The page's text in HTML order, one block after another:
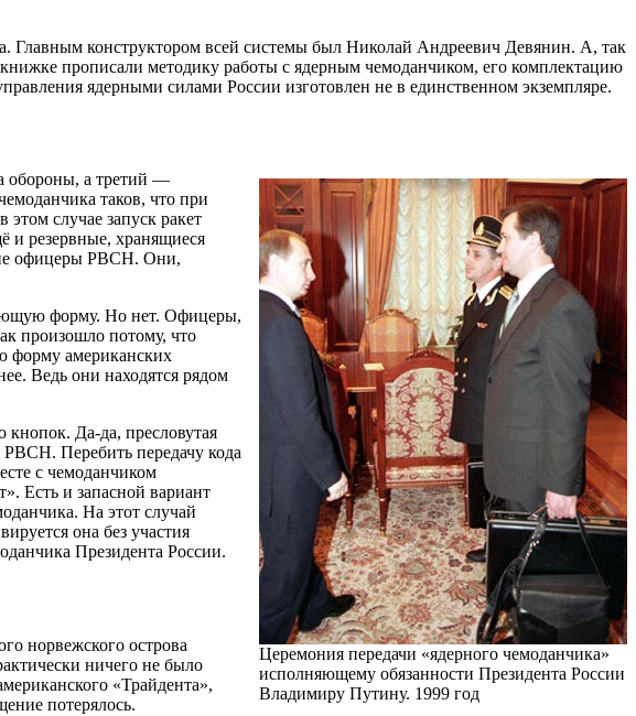
Главным конструктором всей системы был Николай Андреевич Девянин. А, так
прописали методику работы с ядерным чемоданчиком, его комплектацию
ядерными силами России изготовлен не в единственном экземпляре.
Церемония передачи «ядерного чемоданчика»
исполняющему обязанности Президента России
Владимиру Путину. 1999 год
обороны, а третий —
таков, что при
этом случае запуск ракет
и резервные, хранящиеся
офицеры РВСН. Они,
форму. Но нет. Офицеры,
произошло потому, что
форму американских
Ведь они находятся рядом
кнопок. Да-да, пресловутая
РВСН. Перебить передачу кода
с чемоданчиком
Есть и запасной вариант
На этот случай
она без участия
Президента России.
норвежского острова
ничего не было
«Трайдента»,
потерялось.